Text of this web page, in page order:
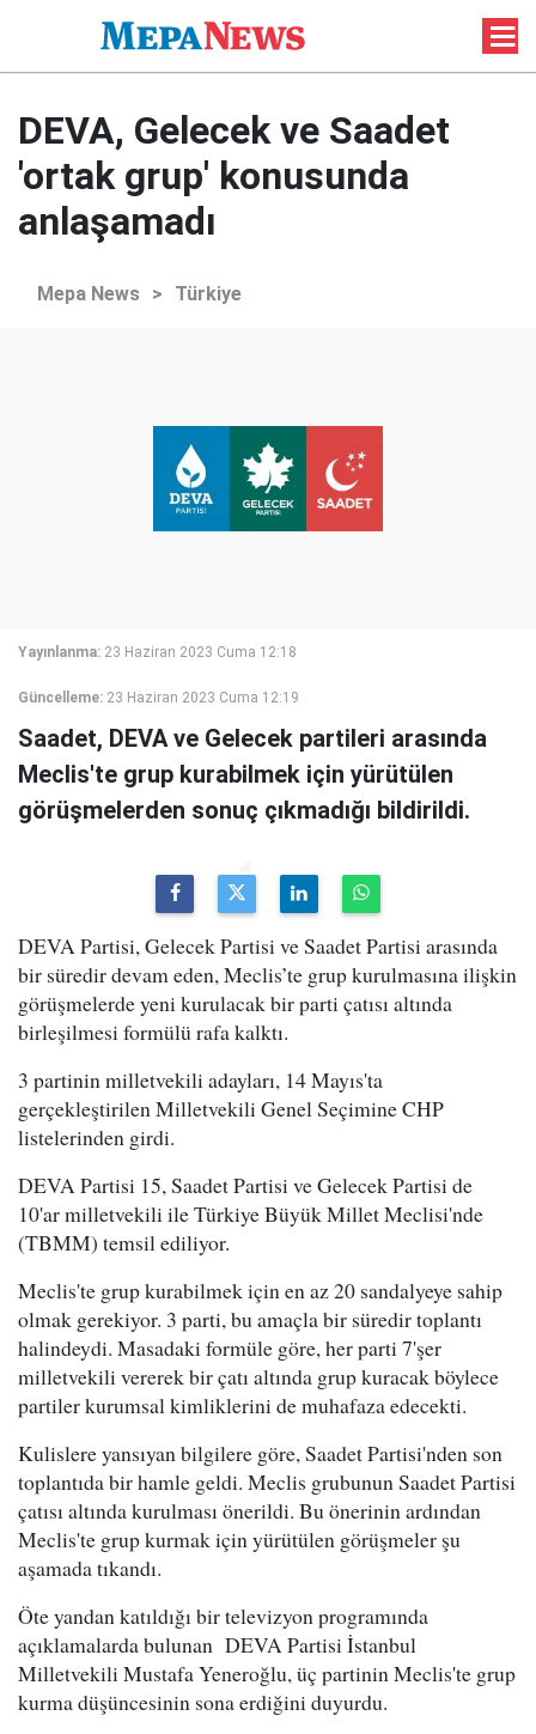
DEVA, Gelecek ve Saadet
'ortak grup' konusunda
anlaşamadı
Mepa News > Türkiye
Yayınlanma: 23 Haziran 2023 Cuma 12:18
Güncelleme: 23 Haziran 2023 Cuma 12:19
Saadet, DEVA ve Gelecek partileri arasında
Meclis'te grup kurabilmek için yürütülen
görüşmelerden sonuç çıkmadığı bildirildi.
DEVA Partisi, Gelecek Partisi ve Saadet Partisi arasında
bir süredir devam eden, Meclis’te grup kurulmasına ilişkin
görüşmelerde yeni kurulacak bir parti çatısı altında
birleşilmesi formülü rafa kalktı.
3 partinin milletvekili adayları, 14 Mayıs'ta
gerçekleştirilen Milletvekili Genel Seçimine CHP
listelerinden girdi.
DEVA Partisi 15, Saadet Partisi ve Gelecek Partisi de
10'ar milletvekili ile Türkiye Büyük Millet Meclisi'nde
(TBMM) temsil ediliyor.
Meclis'te grup kurabilmek için en az 20 sandalyeye sahip
olmak gerekiyor. 3 parti, bu amaçla bir süredir toplantı
halindeydi. Masadaki formüle göre, her parti 7'şer
milletvekili vererek bir çatı altında grup kuracak böylece
partiler kurumsal kimliklerini de muhafaza edecekti.
Kulislere yansıyan bilgilere göre, Saadet Partisi'nden son
toplantıda bir hamle geldi. Meclis grubunun Saadet Partisi
çatısı altında kurulması önerildi. Bu önerinin ardından
Meclis'te grup kurmak için yürütülen görüşmeler şu
aşamada tıkandı.
Öte yandan katıldığı bir televizyon programında
açıklamalarda bulunan DEVA Partisi İstanbul
Milletvekili Mustafa Yeneroğlu, üç partinin Meclis'te grup
kurma düşüncesinin sona erdiğini duyurdu.